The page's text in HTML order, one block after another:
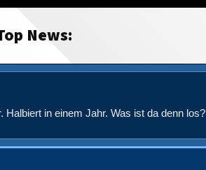
News:
in einem Jahr. Was ist da denn los?